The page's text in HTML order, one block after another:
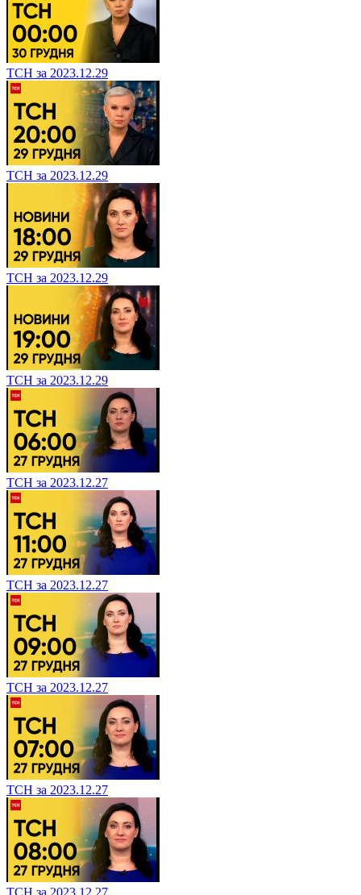
ТСН за 2023.12.29
ТСН за 2023.12.29
ТСН за 2023.12.29
ТСН за 2023.12.29
ТСН за 2023.12.27
ТСН за 2023.12.27
ТСН за 2023.12.27
ТСН за 2023.12.27
ТСН за 2023.12.27